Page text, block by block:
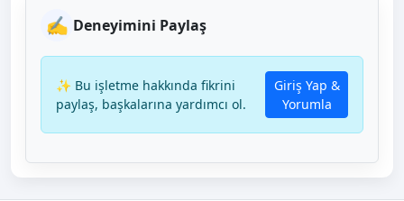
✍️ Deneyimini Paylaş
✨ Bu işletme hakkında fikrini
paylaş, başkalarına yardımcı ol.
Giriş Yap &
Yorumla